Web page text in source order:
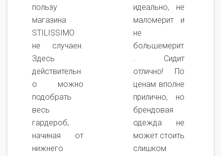
пользу
магазина
STILISSIMO
не случаен.
Здесь
действительн
о можно
подобрать
весь
гардероб,
начиная от
нижнего
идеально, не
маломерит и
не
большемерит
. Сидит
отлично! По
ценам вполне
прилично, но
брендовая
одежда не
может стоить
слишком